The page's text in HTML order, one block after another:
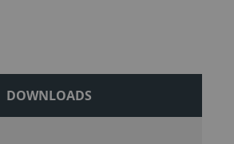
DOWNLOADS